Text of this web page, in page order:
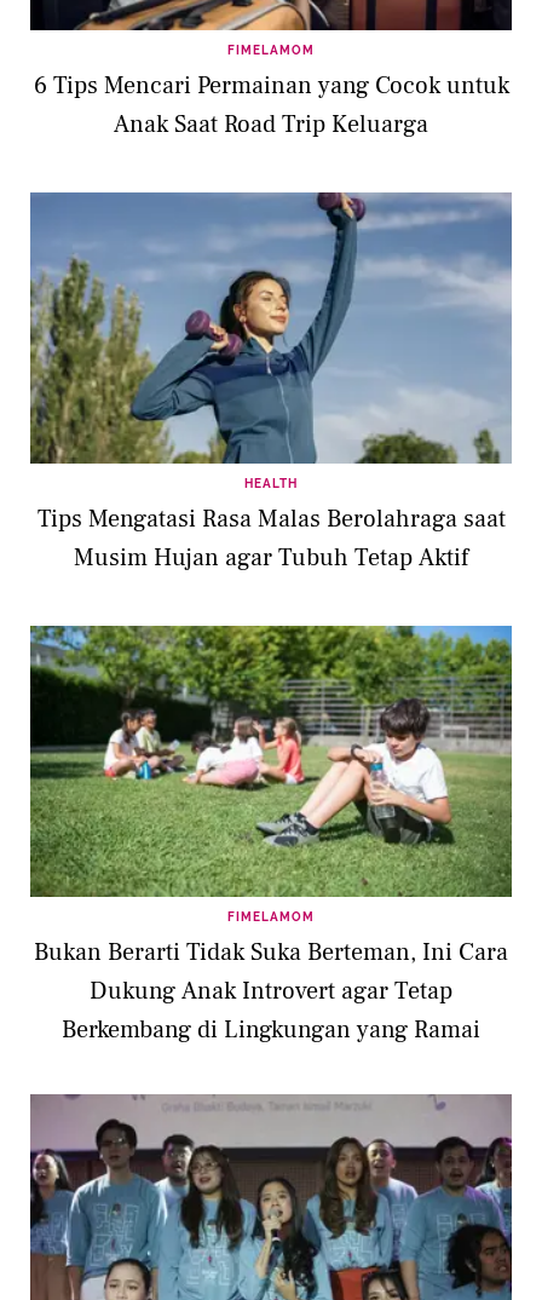
FIMELAMOM
6 Tips Mencari Permainan yang Cocok untuk
Anak Saat Road Trip Keluarga
HEALTH
Tips Mengatasi Rasa Malas Berolahraga saat
Musim Hujan agar Tubuh Tetap Aktif
FIMELAMOM
Bukan Berarti Tidak Suka Berteman, Ini Cara
Dukung Anak Introvert agar Tetap
Berkembang di Lingkungan yang Ramai